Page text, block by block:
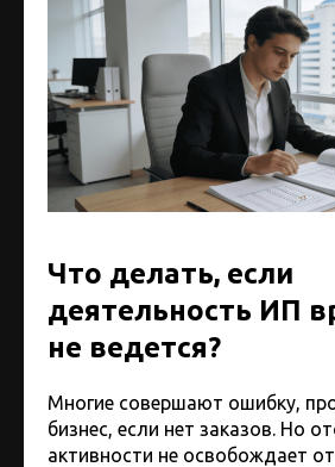
Что делать, если
деятельность ИП
не ведется?
Многие совершают ошибку,
бизнес, если нет заказов. Но
активности не освобождает